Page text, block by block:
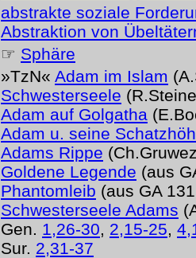
abstrakte soziale
Abstraktion von
☞ Sphäre
»TzN« Adam im Islam
Schwesterseele
Adam auf Golgatha
Adam u. seine
Adams Rippe
Goldene Legende (aus
Phantomleib (aus GA
Schwesterseele Adams
Gen. 1,26-30, 2,15-25,
Sur. 2,31-37